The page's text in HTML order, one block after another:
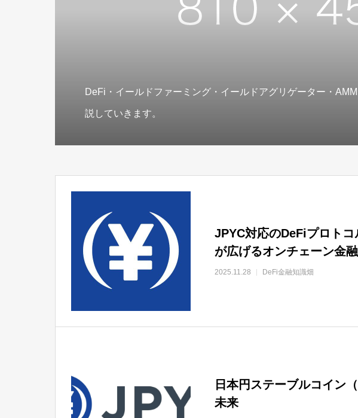
DeFi・イールドファーミング・イールドアグリゲーター・
説していきます。
JPYC対応のDeFiプロト
が広げるオンチェーン金
2025.11.28 DeFi金融知識畑
日本円ステーブルコイン
未来